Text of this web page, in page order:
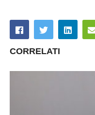
CORRELATI